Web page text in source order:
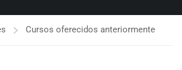
Cursos oferecidos anteriormente